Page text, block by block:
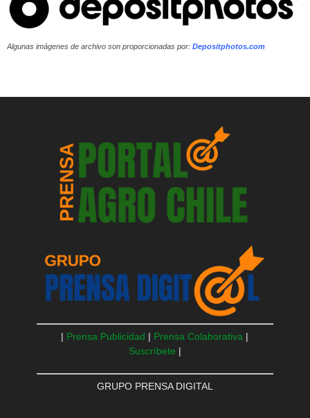
Algunas imágenes de archivo son proporcionadas por: Depositphotos.com
| Prensa Publicidad | Prensa Colaborativa |
Suscríbete |
GRUPO PRENSA DIGITAL